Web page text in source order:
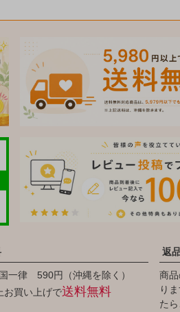
一律 590円（沖縄を除く）
お買い上げで送料無料
返
商
り
た